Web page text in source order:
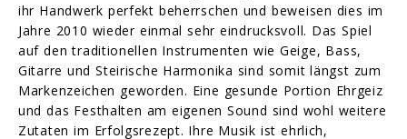
ihr Handwerk perfekt beherrschen und beweisen dies im
Jahre 2010 wieder einmal sehr eindrucksvoll. Das Spiel
auf den traditionellen Instrumenten wie Geige, Bass,
Gitarre und Steirische Harmonika sind somit längst zum
Markenzeichen geworden. Eine gesunde Portion Ehrgeiz
und das Festhalten am eigenen Sound sind wohl weitere
Zutaten im Erfolgsrezept. Ihre Musik ist ehrlich,